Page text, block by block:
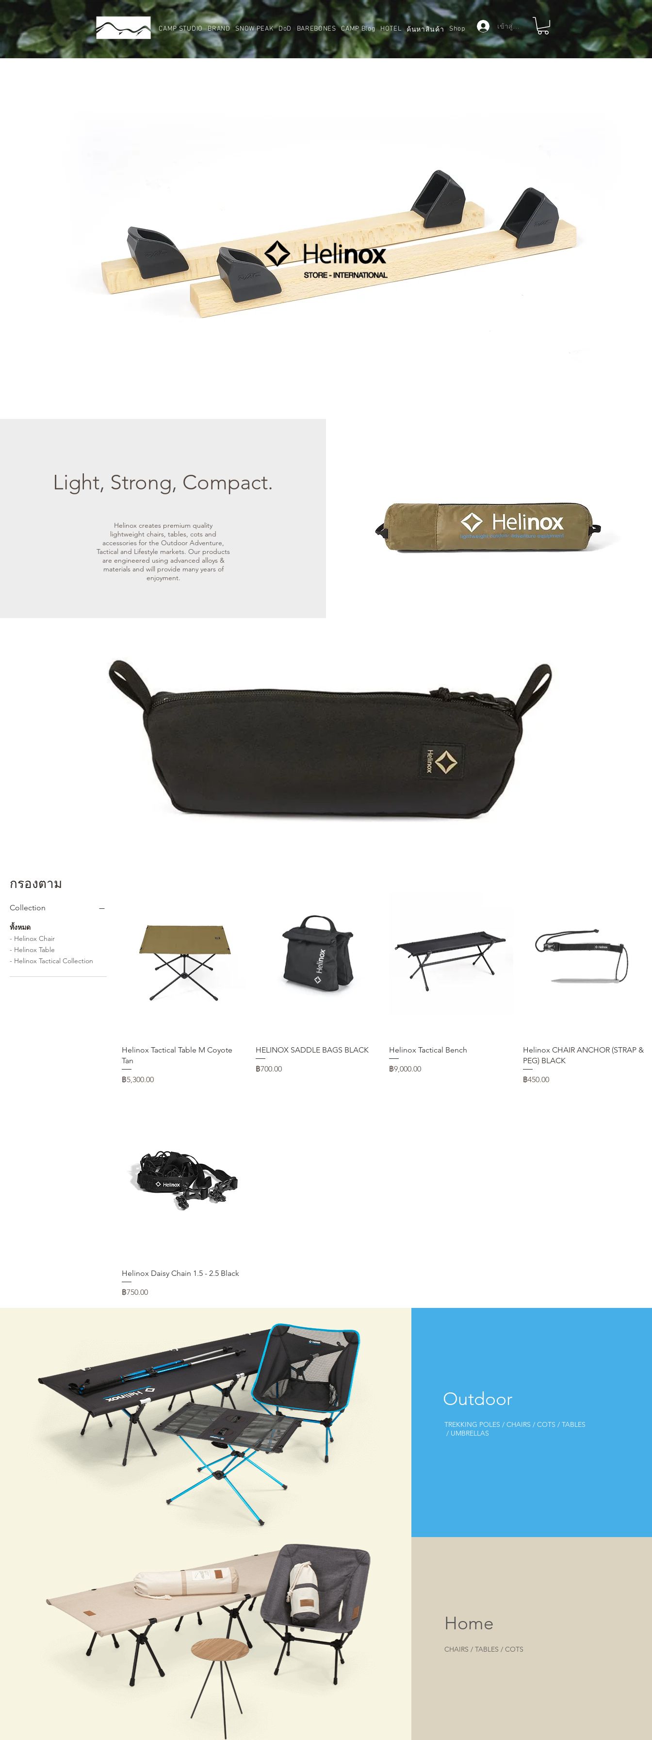
CAMP STUDIO BRAND SNOW PEAK DoD BAREBONES CAMP Blog HOTEL ค้นหาสินค้า Shop เข้าสู่ระบบ
Light, Strong, Compact.
Helinox creates premium quality
lightweight chairs, tables, cots and
accessories for the Outdoor Adventure,
Tactical and Lifestyle markets. Our products
are engineered using advanced alloys &
materials and will provide many years of
enjoyment.
กรองตาม
Collection
ทั้งหมด
- Helinox Chair
- Helinox Table
- Helinox Tactical Collection
ดูข้อมูลด่วน
Helinox Tactical Table M Coyote
Tan
ราคา
฿5,300.00
ดูข้อมูลด่วน
HELINOX SADDLE BAGS BLACK
ราคา
฿700.00
ดูข้อมูลด่วน
Helinox Tactical Bench
ราคา
฿9,000.00
ดูข้อมูลด่วน
Helinox CHAIR ANCHOR (STRAP &
PEG) BLACK
ราคา
฿450.00
ดูข้อมูลด่วน
Helinox Daisy Chain 1.5 - 2.5 Black
ราคา
฿750.00
Outdoor
TREKKING POLES / CHAIRS / COTS / TABLES
/ UMBRELLAS
Home
CHAIRS / TABLES / COTS